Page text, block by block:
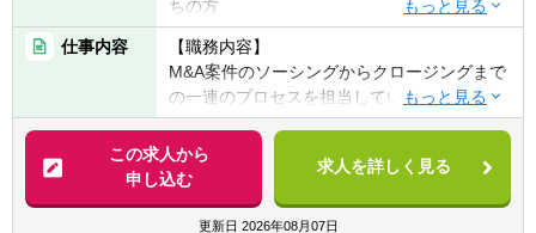
く」のプラットフォームを創る圧倒的なノウ
ハウがあります。
？Profile Book：
https://speakerdeck.com/whisaiyo/works-
human-intelligence
■環境の魅力
わたしたちは社員自身が、もっとも「はたら
く」を楽しんでいる状態を体現します。そし
┗業務見直し効率化推進等
■グループ経営方針や取組み、事業内容を十
分に理解したうえでの最適な会計処理検討、
監査法人との協議
■グループ内に多様な事業をもつため、様々
な会計課題・会計処理を経験することで、幅
広い会計専門性を身に着けることができま
す。
ちの方
1．事業会社でのM&A実務経験
・企画立案からデューデリジェンスの主
導、クロージングまでの一連の実務経験。
2．FAS、投資銀行、証券会社等でのM&Aア
ドバイザリー経験
・財務モデリング、バリュエーション、契
約交渉の支援経験。
3．コンサルティングファームでの戦略策
仕事内容
【職務内容】
M&A案件のソーシングからクロージングまで
の一連のプロセスを担当していただきます。
グループ全体の投資案件を少人数で一手に担
うため、CFOと密に連携しながら、経営への
インパクトの大きい案件にダイレクトに関わ
ることができます。
この求人から
申し込む
求人を詳しく見る
更新日 2026年08月07日